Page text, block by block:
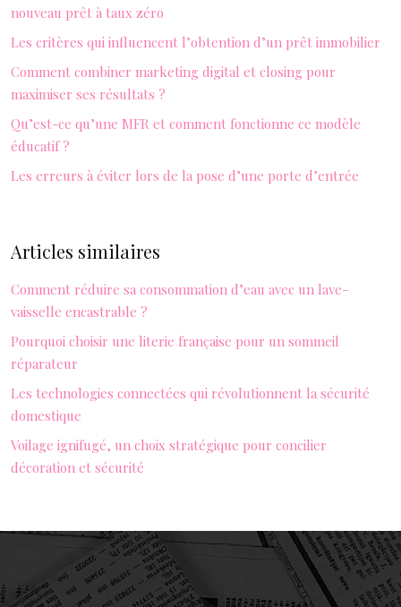
nouveau prêt à taux zéro
Les critères qui influencent l’obtention d’un prêt immobilier
Comment combiner marketing digital et closing pour
maximiser ses résultats ?
Qu’est-ce qu’une MFR et comment fonctionne ce modèle
éducatif ?
Les erreurs à éviter lors de la pose d’une porte d’entrée
Articles similaires
Comment réduire sa consommation d’eau avec un lave-
vaisselle encastrable ?
Pourquoi choisir une literie française pour un sommeil
réparateur
Les technologies connectées qui révolutionnent la sécurité
domestique
Voilage ignifugé, un choix stratégique pour concilier
décoration et sécurité